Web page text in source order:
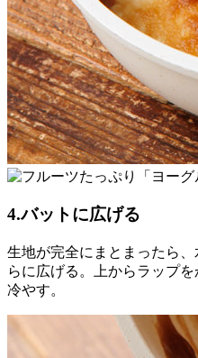
4.バットに広げる
生地が完全にまとまったら
らに広げる。上からラップ
冷やす。